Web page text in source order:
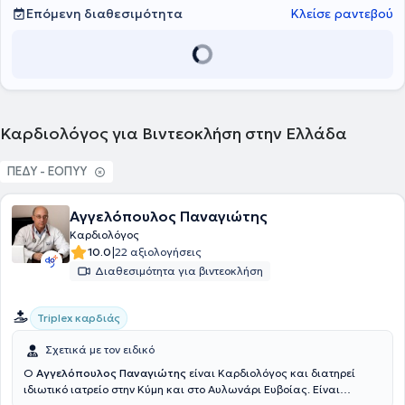
μέλος του Ιατρικού Συλλόγου Αθηνών και της Ελληνικής
Επόμενη διαθεσιμότητα
Κλείσε ραντεβού
Καρδιολόγος για Βιντεοκλήση στην Ελλάδα
ΠΕΔΥ - ΕΟΠΥΥ
Αγγελόπουλος Παναγιώτης
Καρδιολόγος
10.0|22 αξιολογήσεις
Διαθεσιμότητα για βιντεοκλήση
Triplex καρδιάς
Σχετικά με τον ειδικό
Ο Αγγελόπουλος Παναγιώτης είναι Καρδιολόγος και διατηρεί
ιδιωτικό ιατρείο στην Κύμη και στο Αυλωνάρι Ευβοίας. Είναι